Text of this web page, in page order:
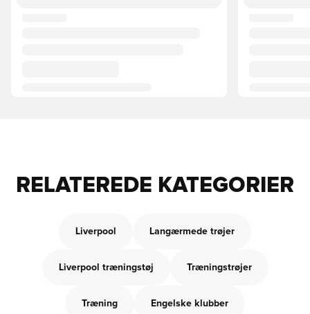
RELATEREDE KATEGORIER
Liverpool Langærmede trøjer
Liverpool træningstøj Træningstrøjer
Træning Engelske klubber